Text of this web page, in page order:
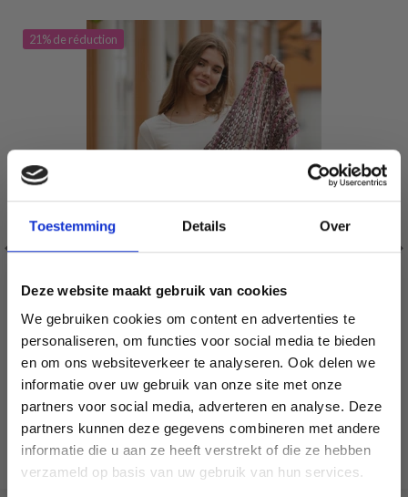
Toestemming Details Over
Deze website maakt gebruik van cookies
We gebruiken cookies om content en advertenties te
personaliseren, om functies voor social media te bieden
en om ons websiteverkeer te analyseren. Ook delen we
informatie over uw gebruik van onze site met onze
partners voor social media, adverteren en analyse. Deze
partners kunnen deze gegevens combineren met andere
informatie die u aan ze heeft verstrekt of die ze hebben
verzameld op basis van uw gebruik van hun services.
21% de réduction
203-21 PARFUM D'AUTOMNE PAR DROPS DESIGN
EUR 10.93EUR 13.85
Ajouter au panier
Économisez jusqu'à 50 %
Soyez le premier à connaître nos soldes et